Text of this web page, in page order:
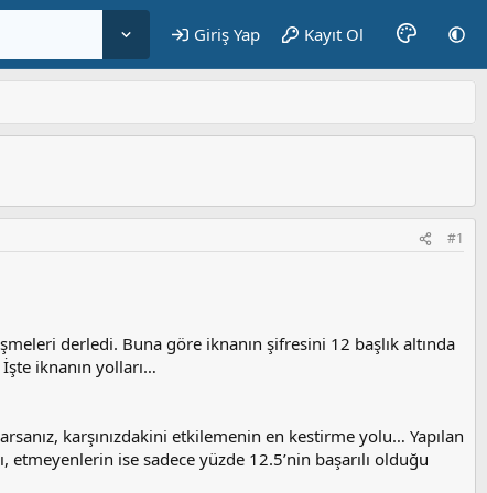
Giriş Yap Kayıt Ol
#1
derledi. Buna göre iknanın şifresini 12 başlık altında
iknanın yolları…
karşınızdakini etkilemenin en kestirme yolu… Yapılan
etmeyenlerin ise sadece yüzde 12.5’nin başarılı olduğu